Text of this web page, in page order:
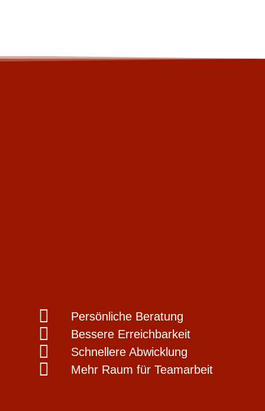
Persönliche Beratung
Bessere Erreichbarkeit
Schnellere Abwicklung
Mehr Raum für Teamarbeit